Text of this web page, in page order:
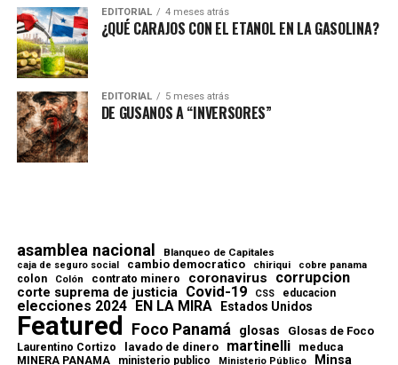
EDITORIAL 4 meses atrás
¿QUÉ CARAJOS CON EL ETANOL EN LA GASOLINA?
EDITORIAL 5 meses atrás
DE GUSANOS A “INVERSORES”
asamblea nacional Blanqueo de Capitales
caja de seguro social cambio democratico chiriqui cobre panama
colon Colón contrato minero coronavirus corrupcion
corte suprema de justicia Covid-19 CSS educacion
elecciones 2024 EN LA MIRA Estados Unidos
Featured Foco Panamá glosas Glosas de Foco
Laurentino Cortizo lavado de dinero martinelli meduca
MINERA PANAMA ministerio publico Ministerio Público Minsa